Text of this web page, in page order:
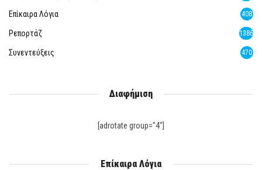
Επίκαιρα Λόγια 408
Ρεπορτάζ 1386
Συνεντεύξεις 470
Διαφήμιση
[adrotate group="4"]
Επίκαιρα Λόγια